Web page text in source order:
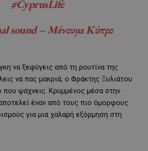
#CyprusLife
sound – Μένουμε Κύπρο
να ξεφύγεις από τη ρουτίνα της
να πας μακριά, ο Φράκτης Ξυλιάτου
που ψάχνεις. Κρυμμένος μέσα στην
έναν από τους πιο όμορφους
για μια χαλαρή εξόρμηση στη